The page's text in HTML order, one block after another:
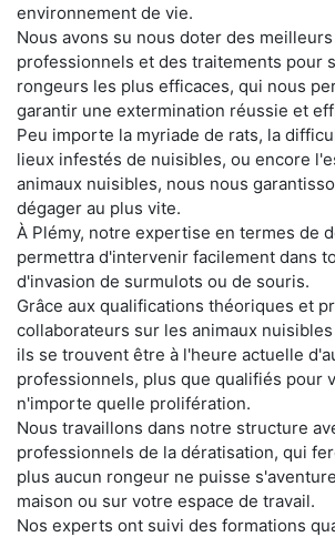
environnement de vie.
Nous avons su nous doter des
professionnels et des traitements pour
rongeurs les plus efficaces, qui nous
garantir une extermination réussie et
Peu importe la myriade de rats, la
lieux infestés de nuisibles, ou encore
animaux nuisibles, nous nous
dégager au plus vite.
À Plémy, notre expertise en termes de
permettra d'intervenir facilement dans
d'invasion de surmulots ou de souris.
Grâce aux qualifications théoriques et
collaborateurs sur les animaux
ils se trouvent être à l'heure actuelle
professionnels, plus que qualifiés pour
n'importe quelle prolifération.
Nous travaillons dans notre structure
professionnels de la dératisation, qui
plus aucun rongeur ne puisse
maison ou sur votre espace de travail.
Nos experts ont suivi des formations